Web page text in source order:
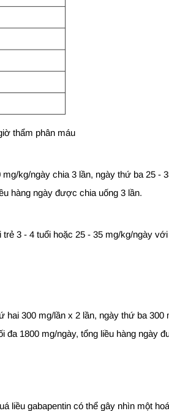
thẩm phân máu
kg/ngày chia 3 lần, ngày thứ ba 25 -
hàng ngày được chia uống 3 lần.
3 - 4 tuổi hoặc 25 - 35 mg/kg/ngày
300 mg/lần x 2 lần, ngày thứ ba 300
1800 mg/ngày, tổng liều hàng ngày
liều gabapentin có thể gây nhìn một